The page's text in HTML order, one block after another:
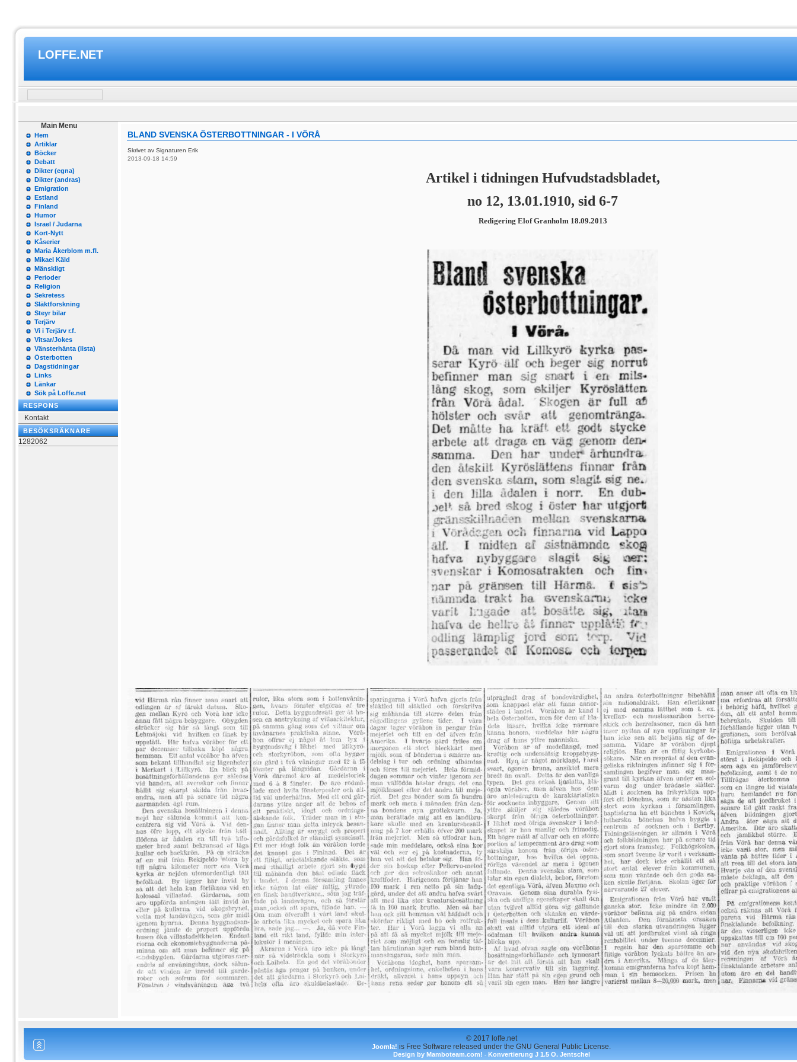
LOFFE.NET
Main Menu
Hem
Artiklar
Böcker
Debatt
Dikter (egna)
Dikter (andras)
Emigration
Estland
Finland
Humor
Israel / Judarna
Kort-Nytt
Kåserier
Maria Åkerblom m.fl.
Mikael Käld
Mänskligt
Perioder
Religion
Sekretess
Släktforskning
Steyr bilar
Terjärv
Vi i Terjärv r.f.
Vitsar/Jokes
Vänsterhänta (lista)
Österbotten
Dagstidningar
Links
Länkar
Sök på Loffe.net
RESPONS
Kontakt
BESÖKSRÄKNARE
1282062
BLAND SVENSKA ÖSTERBOTTNINGAR - I VÖRÅ
Skrivet av Signaturen Erik
2013-09-18 14:59
Artikel i tidningen Hufvudstadsbladet,
no 12, 13.01.1910, sid 6-7
Redigering Elof Granholm 18.09.2013
© 2017 loffe.net
Joomla! is Free Software released under the GNU General Public License.
Design by Mamboteam.com! - Konvertierung J 1.5 O. Jentschel